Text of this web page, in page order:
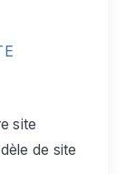
site
de site